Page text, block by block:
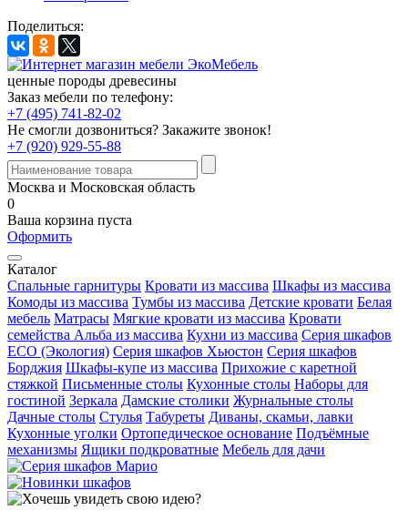
Поделиться:
ценные породы древесины
Заказ мебели по телефону:
+7 (495) 741-82-02
Не смогли дозвониться? Закажите звонок!
+7 (920) 929-55-88
Москва и Московская область
0
Ваша корзина пуста
Оформить
Каталог
Спальные гарнитуры Кровати из массива Шкафы из массива
Комоды из массива Тумбы из массива Детские кровати Белая
мебель Матрасы Мягкие кровати из массива Кровати
семейства Альба из массива Кухни из массива Серия шкафов
ECO (Экология) Серия шкафов Хьюстон Серия шкафов
Борджия Шкафы-купе из массива Прихожие с каретной
стяжкой Письменные столы Кухонные столы Наборы для
гостиной Зеркала Дамские столики Журнальные столы
Дачные столы Стулья Табуреты Диваны, скамьи, лавки
Кухонные уголки Ортопедическое основание Подъёмные
механизмы Ящики подкроватные Мебель для дачи